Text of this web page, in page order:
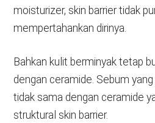
moisturizer, skin barrier tidak
mempertahankan dirinya.
Bahkan kulit berminyak tetap
dengan ceramide. Sebum
tidak sama dengan ceramide
struktural skin barrier.